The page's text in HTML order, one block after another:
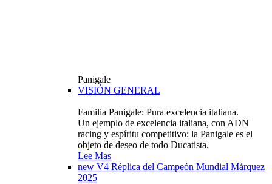
Panigale
VISIÓN GENERAL
Familia Panigale: Pura excelencia italiana.
Un ejemplo de excelencia italiana, con ADN
racing y espíritu competitivo: la Panigale es el
objeto de deseo de todo Ducatista.
Lee Mas
new V4 Réplica del Campeón Mundial Márquez
2025